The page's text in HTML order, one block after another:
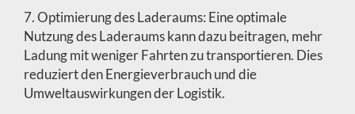
7. Optimierung des Laderaums: Eine optimale
Nutzung des Laderaums kann dazu beitragen, mehr
Ladung mit weniger Fahrten zu transportieren. Dies
reduziert den Energieverbrauch und die
Umweltauswirkungen der Logistik.